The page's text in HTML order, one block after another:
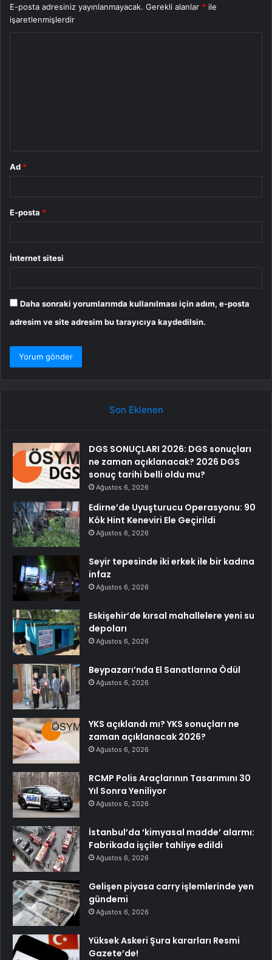
E-posta adresiniz yayınlanmayacak. Gerekli alanlar * ile
işaretlenmişlerdir
Ad *
E-posta *
İnternet sitesi
Daha sonraki yorumlarımda kullanılması için adım, e-posta
adresim ve site adresim bu tarayıcıya kaydedilsin.
Son Eklenen
DGS SONUÇLARI 2026: DGS sonuçları
ne zaman açıklanacak? 2026 DGS
sonuç tarihi belli oldu mu?
Ağustos 6, 2026
Edirne’de Uyuşturucu Operasyonu: 90
Kök Hint Keneviri Ele Geçirildi
Ağustos 6, 2026
Seyir tepesinde iki erkek ile bir kadına
infaz
Ağustos 6, 2026
Eskişehir’de kırsal mahallelere yeni su
depoları
Ağustos 6, 2026
Beypazarı’nda El Sanatlarına Ödül
Ağustos 6, 2026
YKS açıklandı mı? YKS sonuçları ne
zaman açıklanacak 2026?
Ağustos 6, 2026
RCMP Polis Araçlarının Tasarımını 30
Yıl Sonra Yeniliyor
Ağustos 6, 2026
İstanbul’da ‘kimyasal madde’ alarmı:
Fabrikada işçiler tahliye edildi
Ağustos 6, 2026
Gelişen piyasa carry işlemlerinde yen
gündemi
Ağustos 6, 2026
Yüksek Askeri Şura kararları Resmi
Gazete’de!